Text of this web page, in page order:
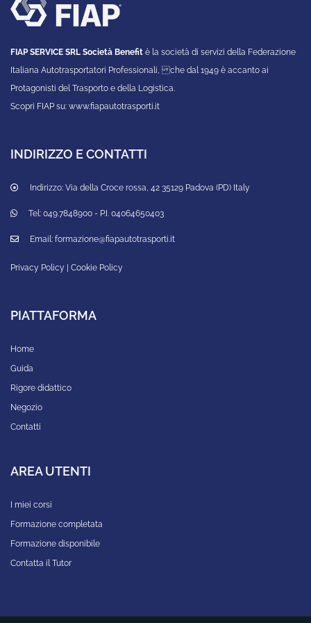
FIAP SERVICE SRL Società Benefit è la società di servizi della Federazione
Italiana Autotrasportatori Professionali, che dal 1949 è accanto ai
Protagonisti del Trasporto e della Logistica.
Scopri FIAP su: www.fiapautotrasporti.it
INDIRIZZO E CONTATTI
Indirizzo: Via della Croce rossa, 42 35129 Padova (PD) Italy
Tel: 049.7848900 - P.I. 04064650403
Email: formazione@fiapautotrasporti.it
Privacy Policy Cookie Policy
PIATTAFORMA
Home
Guida
Rigore didattico
Negozio
Contatti
AREA UTENTI
I miei corsi
Formazione completata
Formazione disponibile
Contatta il Tutor